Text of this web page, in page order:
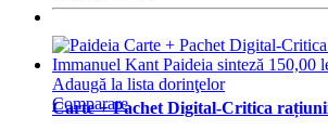
Adaugă la lista dorinţelor
Comparare
Carte + Pachet Digital-Critica